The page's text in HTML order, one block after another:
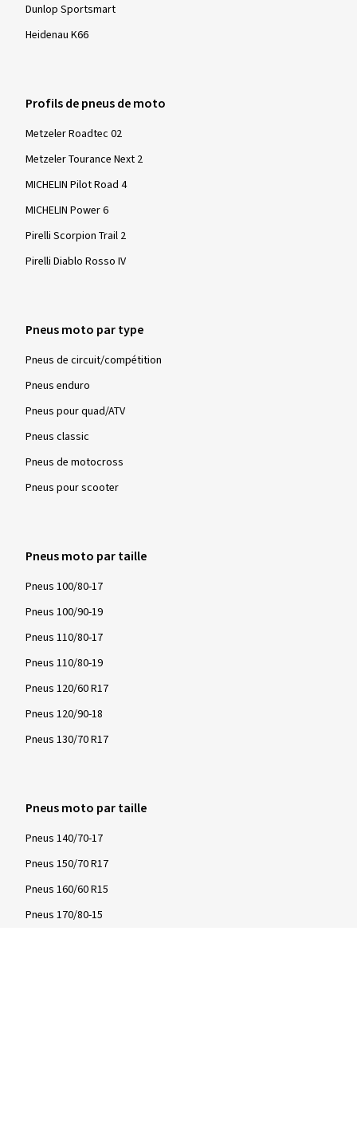
Dunlop Sportsmart
Heidenau K66
Profils de pneus de moto
Metzeler Roadtec 02
Metzeler Tourance Next 2
MICHELIN Pilot Road 4
MICHELIN Power 6
Pirelli Scorpion Trail 2
Pirelli Diablo Rosso IV
Pneus moto par type
Pneus de circuit/compétition
Pneus enduro
Pneus pour quad/ATV
Pneus classic
Pneus de motocross
Pneus pour scooter
Pneus moto par taille
Pneus 100/80-17
Pneus 100/90-19
Pneus 110/80-17
Pneus 110/80-19
Pneus 120/60 R17
Pneus 120/90-18
Pneus 130/70 R17
Pneus moto par taille
Pneus 140/70-17
Pneus 150/70 R17
Pneus 160/60 R15
Pneus 170/80-15